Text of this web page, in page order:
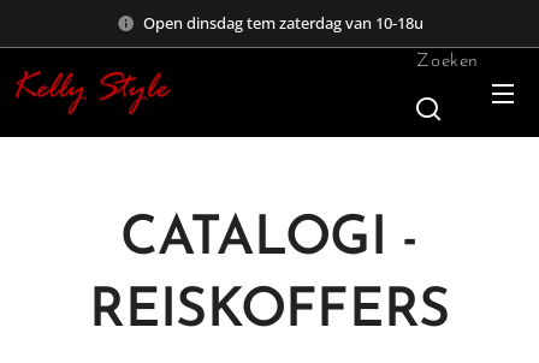
Open dinsdag tem zaterdag van 10-18u
Zoeken
CATALOGI -
REISKOFFERS